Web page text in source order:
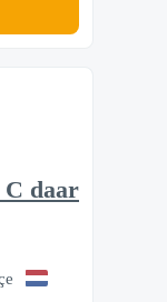
C daar